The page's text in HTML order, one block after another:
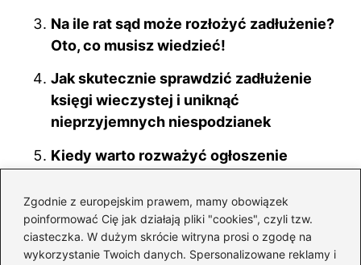
Zgodnie z europejskim prawem, mamy obowiązek
poinformować Cię jak działają pliki "cookies", czyli tzw.
ciasteczka. W dużym skrócie witryna prosi o zgodę na
wykorzystanie Twoich danych. Spersonalizowane reklamy i
Na ile rat sąd może rozłożyć zadłużenie?
Oto, co musisz wiedzieć!
Jak skutecznie sprawdzić zadłużenie
księgi wieczystej i uniknąć
nieprzyjemnych niespodzianek
Kiedy warto rozważyć ogłoszenie
konsekwencje
Kredyt we frankach: nowe przepisy,
które mogą uratować Twoje finanse i